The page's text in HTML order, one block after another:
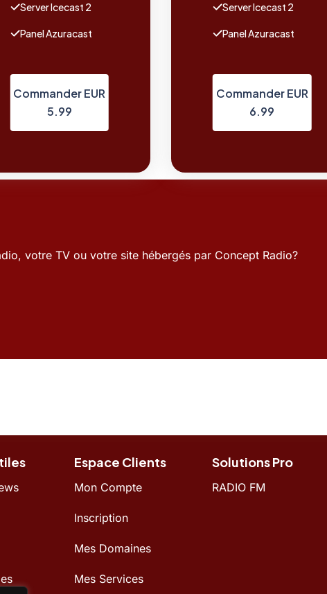
Server Icecast 2
Panel Azuracast
Commander EUR
5.99
Server Icecast 2
Panel Azuracast
Commander EUR
6.99
votre TV ou votre site hébergés par Concept Radio?
Espace Clients
Mon Compte
Inscription
Mes Domaines
Mes Services
Solutions Pro
RADIO FM